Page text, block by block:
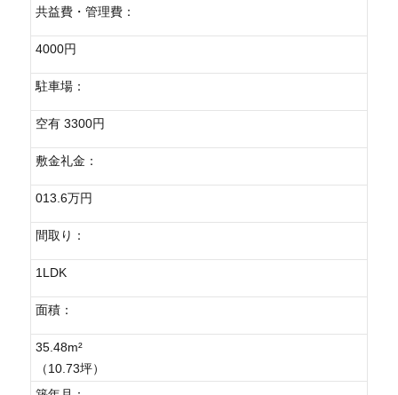
共益費・管理費：
4000円
駐車場：
空有 3300円
敷金礼金：
013.6万円
間取り：
1LDK
面積：
35.48m²
（10.73坪）